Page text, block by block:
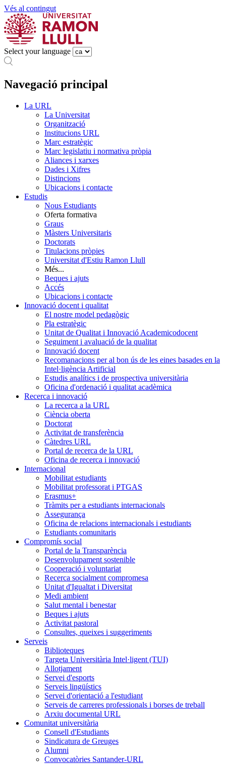
Vés al contingut
Select your language
Navegació principal
La URL
La Universitat
Organització
Institucions URL
Marc estratègic
Marc legislatiu i normativa pròpia
Aliances i xarxes
Dades i Xifres
Distincions
Ubicacions i contacte
Estudis
Nous Estudiants
Oferta formativa
Graus
Màsters Universitaris
Doctorats
Titulacions pròpies
Universitat d'Estiu Ramon Llull
Més...
Beques i ajuts
Accés
Ubicacions i contacte
Innovació docent i qualitat
El nostre model pedagògic
Pla estratègic
Unitat de Qualitat i Innovació Academicodocent
Seguiment i avaluació de la qualitat
Innovació docent
Recomanacions per al bon ús de les eines basades en la
Intel·ligència Artificial
Estudis analítics i de prospectiva universitària
Oficina d'ordenació i qualitat acadèmica
Recerca i innovació
La recerca a la URL
Ciència oberta
Doctorat
Activitat de transferència
Càtedres URL
Portal de recerca de la URL
Oficina de recerca i innovació
Internacional
Mobilitat estudiants
Mobilitat professorat i PTGAS
Erasmus+
Tràmits per a estudiants internacionals
Assegurança
Oficina de relacions internacionals i estudiants
Estudiants comunitaris
Compromís social
Portal de la Transparència
Desenvolupament sostenible
Cooperació i voluntariat
Recerca socialment compromesa
Unitat d'Igualtat i Diversitat
Medi ambient
Salut mental i benestar
Beques i ajuts
Activitat pastoral
Consultes, queixes i suggeriments
Serveis
Biblioteques
Targeta Universitària Intel·ligent (TUI)
Allotjament
Servei d'esports
Serveis lingüístics
Servei d'orientació a l'estudiant
Serveis de carreres professionals i borses de treball
Arxiu documental URL
Comunitat universitària
Consell d'Estudiants
Sindicatura de Greuges
Alumni
Convocatòries Santander-URL